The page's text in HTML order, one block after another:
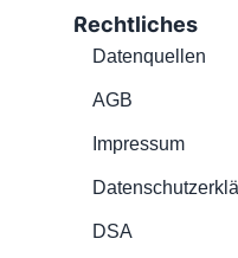
Rechtliches
Datenquellen
AGB
Impressum
DSA